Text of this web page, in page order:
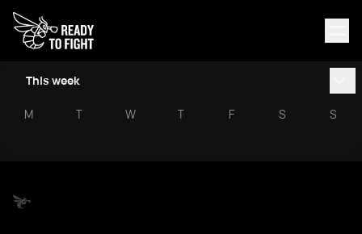
This week
M T W T F S S